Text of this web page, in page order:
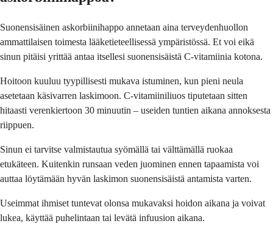
Suonensisäinen askorbiinihappo annetaan aina terveydenhuollon
ammattilaisen toimesta lääketieteellisessä ympäristössä. Et voi eikä
sinun pitäisi yrittää antaa itsellesi suonensisäistä C-vitamiinia kotona.
Hoitoon kuuluu tyypillisesti mukava istuminen, kun pieni neula
asetetaan käsivarren laskimoon. C-vitamiiniliuos tiputetaan sitten
hitaasti verenkiertoon 30 minuutin – useiden tuntien aikana annoksesta
riippuen.
Sinun ei tarvitse valmistautua syömällä tai välttämällä ruokaa
etukäteen. Kuitenkin runsaan veden juominen ennen tapaamista voi
auttaa löytämään hyvän laskimon suonensisäistä antamista varten.
Useimmat ihmiset tuntevat olonsa mukavaksi hoidon aikana ja voivat
lukea, käyttää puhelintaan tai levätä infuusion aikana.